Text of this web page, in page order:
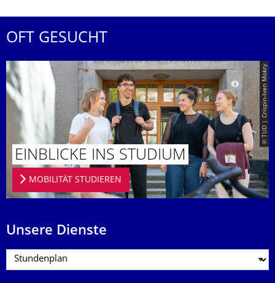
OFT GESUCHT
© TUD | Crispin-Iven Mokry
EINBLICKE INS STUDIUM
MOBILITÄT STUDIEREN
Unsere Dienste